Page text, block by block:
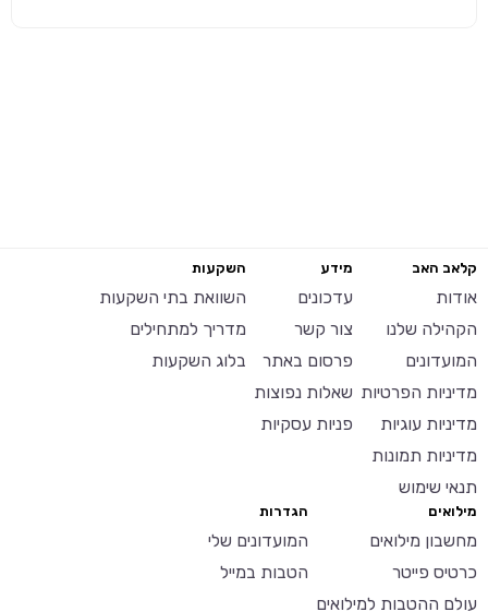
קלאב האב
אודות
הקהילה שלנו
המועדונים
מדיניות הפרטיות
מדיניות עוגיות
מדיניות תמונות
תנאי שימוש
מידע
עדכונים
צור קשר
פרסום באתר
שאלות נפוצות
פניות עסקיות
השקעות
השוואת בתי השקעות
מדריך למתחילים
בלוג השקעות
מילואים
מחשבון מילואים
כרטיס פייטר
עולם ההטבות למילואים
הגדרות
המועדונים שלי
הטבות במייל